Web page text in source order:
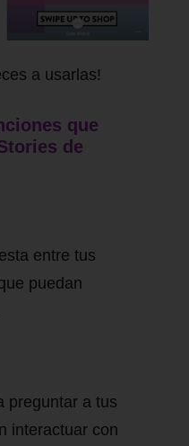
a usarlas!
que
de
entre tus
puedan
preguntar a tus
interactuar con